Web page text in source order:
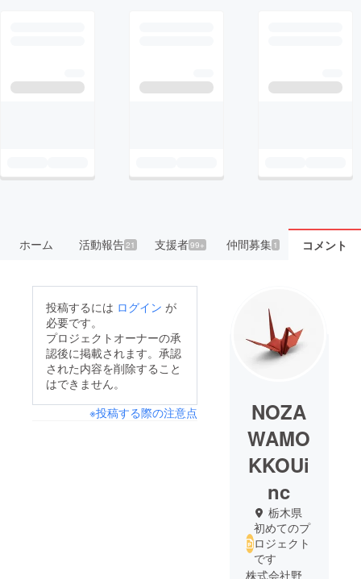
ホーム 活動報告21 支援者99+ 仲間募集 1 コメント
投稿するには ログイン が
必要です。
プロジェクトオーナーの承
認後に掲載されます。承認
された内容を削除すること
はできません。
※投稿する際の注意点
NOZA
WAMO
KKOUi
nc
栃木県
初めてのプ
ロジェクト
です
株式会社野